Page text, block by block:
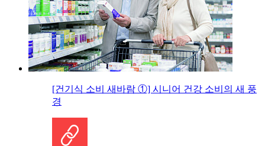
[건기식 소비 새바람 ①] 시니어 건강 소비의 새 풍
경